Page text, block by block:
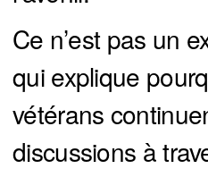
Ce n’est pas un
qui explique
vétérans
discussions à